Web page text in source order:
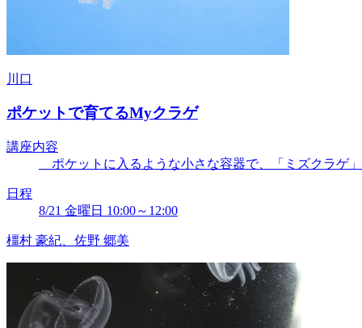
川口
ポケットで育てるMyクラゲ
講座内容
ポケットに入るような小さな容器で、「ミズクラゲ
日程
8/21 金曜日 10:00～12:00
橿村 豪紀、佐野 郷美